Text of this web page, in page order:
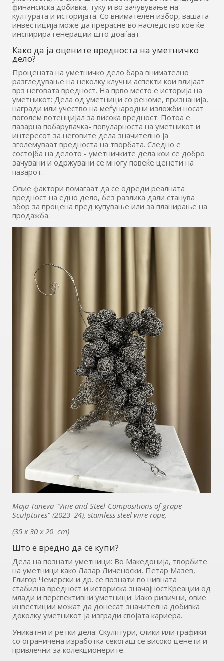
финансиска добивка, туку и во зачувување на
културата и историјата. Со внимателен избор, вашата
инвестиција може да прерасне во наследство кое ќе
инспирира генерации што доаѓаат.
Како да ја оцените вредноста на уметничко
дело?
Процената на уметничко дело бара внимателно
разгледување на неколку клучни аспекти кои влијаат
врз неговата вредност. На прво место е историја на
уметникот: Дела од уметници со реноме, признанија,
награди или учество на меѓународни изложби носат
поголем потенцијал за висока вредност. Потоа е
пазарна побарувачка- популарноста на уметникот и
интересот за неговите дела значително ја
зголемуваат вредноста на творбата. Следно е
состојба на делото - уметничките дела кои се добро
зачувани и одржувани се многу повеќе ценети на
пазарот.
Овие фактори помагаат да се одреди реалната
вредност на едно дело, без разлика дали станува
збор за процена пред купување или за планирање на
продажба.
Maja Taneva "Vine and Steel-Compositions of grape
Sculptures" (2023–24), stainless steel wire rope,
(35 x 30 x 20 cm)
Што е вредно да се купи?
Дела на познати уметници: Во Македонија, творбите
на уметници како Лазар Личеноски, Петар Мазев,
Глигор Чемерски и др. се познати по нивната
стабилна вредност и историска значајностКреации од
млади и перспективни уметници: Иако ризични, овие
инвестиции можат да донесат значителна добивка
доколку уметникот ја изгради својата кариера.
Уникатни и ретки дела: Скулптури, слики или графики
со ограничена изработка секогаш се високо ценети и
привлечни за колекционерите.